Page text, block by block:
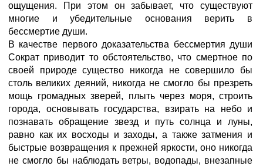
ощущения. При этом он забывает, что существуют
многие и убедительные основания верить в
бессмертие души.
В качестве первого доказательства бессмертия души
Сократ приводит то обстоятельство, что смертное по
своей природе существо никогда не совершило бы
столь великих деяний, никогда не смогло бы презреть
мощь громадных зверей, плыть через моря, строить
города, основывать государства, взирать на небо и
познавать обращение звезд и путь солнца и луны,
равно как их восходы и заходы, а также затмения и
быстрые возвращения к прежней яркости, оно никогда
не смогло бы наблюдать ветры, водопады, внезапные